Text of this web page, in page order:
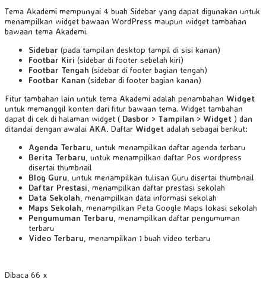
Tema Akademi mempunyai 4 buah Sidebar yang dapat digunakan untuk
menampilkan widget bawaan WordPress maupun widget tambahan
bawaan tema Akademi.
Sidebar (pada tampilan desktop tampil di sisi kanan)
Footbar Kiri (sidebar di footer sebelah kiri)
Footbar Tengah (sidebar di footer bagian tengah)
Footbar Kanan (sidebar di footer bagian kanan)
Fitur tambahan lain untuk tema Akademi adalah penambahan Widget
untuk memanggil konten dari fitur bawaan tema. Widget tambahan
dapat di cek di halaman widget ( Dasbor > Tampilan > Widget ) dan
ditandai dengan awalai AKA. Daftar Widget adalah sebagai berikut:
Agenda Terbaru , untuk menampilkan daftar agenda terbaru
Berita Terbaru , untuk menampilkan daftar Pos wordpress
disertai thumbnail
Blog Guru , untuk menampilkan tulisan Guru disertai thumbnail
Daftar Prestasi , menampilkan daftar prestasi sekolah
Data Sekolah , menampilkan data informasi sekolah
Maps Sekolah , menampilkan Peta Google Maps lokasi sekolah
Pengumuman Terbaru , menampilkan daftar pengumuman
terbaru
Video Terbaru , menampilkan 1 buah video terbaru
Dibaca 66 x